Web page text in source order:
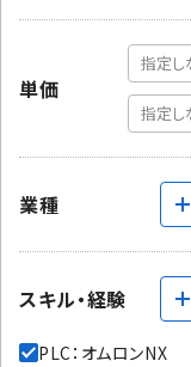
単価
業種
スキル・経験
PLC：オムロンNX